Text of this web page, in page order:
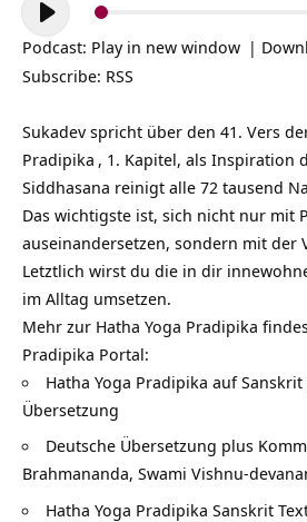
Player
Podcast: Play in new window |
Subscribe: RSS
Sukadev spricht über den 41. Vers
Pradipika , 1. Kapitel, als Inspiration
Siddhasana reinigt alle 72 tausend
Das wichtigste ist, sich nicht nur mit
auseinandersetzen, sondern mit der
Letztlich wirst du die in dir
im Alltag umsetzen.
Mehr zur Hatha Yoga Pradipika
Pradipika Portal:
Hatha Yoga Pradipika auf
Übersetzung
Deutsche Übersetzung plus
Brahmananda, Swami Vishnu-
Hatha Yoga Pradipika Sanskrit